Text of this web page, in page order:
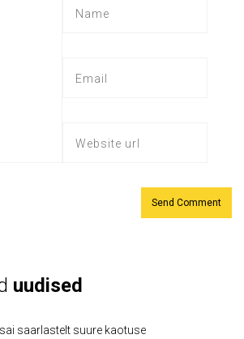
uudised
saarlastelt suure kaotuse